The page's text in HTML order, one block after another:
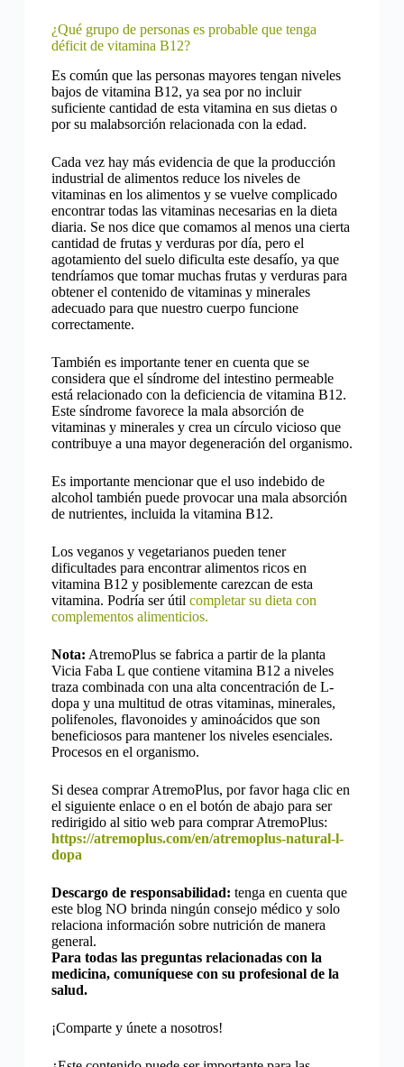
¿Qué grupo de personas es probable que tenga
déficit de vitamina B12?
Es común que las personas mayores tengan niveles
bajos de vitamina B12, ya sea por no incluir
suficiente cantidad de esta vitamina en sus dietas o
por su malabsorción relacionada con la edad.
Cada vez hay más evidencia de que la producción
industrial de alimentos reduce los niveles de
vitaminas en los alimentos y se vuelve complicado
encontrar todas las vitaminas necesarias en la dieta
diaria. Se nos dice que comamos al menos una cierta
cantidad de frutas y verduras por día, pero el
agotamiento del suelo dificulta este desafío, ya que
tendríamos que tomar muchas frutas y verduras para
obtener el contenido de vitaminas y minerales
adecuado para que nuestro cuerpo funcione
correctamente.
También es importante tener en cuenta que se
considera que el síndrome del intestino permeable
está relacionado con la deficiencia de vitamina B12.
Este síndrome favorece la mala absorción de
vitaminas y minerales y crea un círculo vicioso que
contribuye a una mayor degeneración del organismo.
Es importante mencionar que el uso indebido de
alcohol también puede provocar una mala absorción
de nutrientes, incluida la vitamina B12.
Los veganos y vegetarianos pueden tener
dificultades para encontrar alimentos ricos en
vitamina B12 y posiblemente carezcan de esta
vitamina. Podría ser útil completar su dieta con
complementos alimenticios.
Nota: AtremoPlus se fabrica a partir de la planta
Vicia Faba L que contiene vitamina B12 a niveles
traza combinada con una alta concentración de L-
dopa y una multitud de otras vitaminas, minerales,
polifenoles, flavonoides y aminoácidos que son
beneficiosos para mantener los niveles esenciales.
Procesos en el organismo.
Si desea comprar AtremoPlus, por favorhaga clic en
el siguiente enlace o en el botón de abajo para ser
redirigido al sitio web para comprar AtremoPlus:
https://atremoplus.com/en/atremoplus-natural-l-
dopa
Descargo de responsabilidad: tenga en cuenta que
este blog NO brinda ningún consejo médico y solo
relaciona información sobre nutrición de manera
general.
Para todas las preguntas relacionadas con la
medicina, comuníquese con su profesional de la
salud.
¡Comparte y únete a nosotros!